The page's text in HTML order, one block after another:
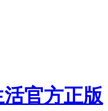
官方正版